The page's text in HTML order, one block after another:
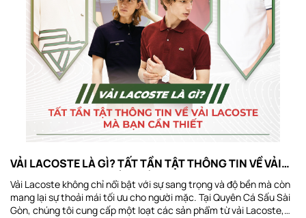
VẢI LACOSTE LÀ GÌ? TẤT TẦN TẬT THÔNG TIN VỀ VẢI
LACOSTE MÀ BẠN CẦN BIẾT
Vải Lacoste không chỉ nổi bật với sự sang trọng và độ bền mà còn
mang lại sự thoải mái tối ưu cho người mặc. Tại Quyên Cá Sấu Sài
Gòn, chúng tôi cung cấp một loạt các sản phẩm từ vải Lacoste,